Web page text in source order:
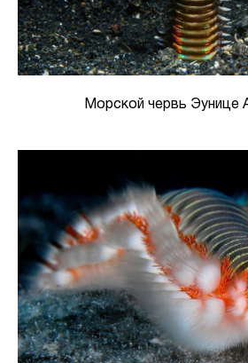
Морской червь Эунице